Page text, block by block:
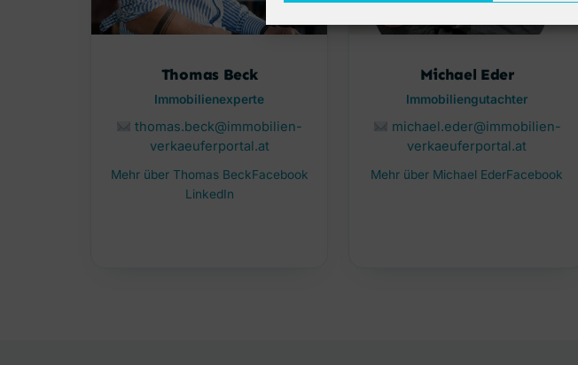
Thomas Beck
Immobilienexperte
thomas.beck@immobilien-
verkaeuferportal.at
Mehr über Thomas BeckFacebook
LinkedIn
Michael Eder
Immobiliengutachter
michael.eder@immobilien-
verkaeuferportal.at
Mehr über Michael EderFacebook